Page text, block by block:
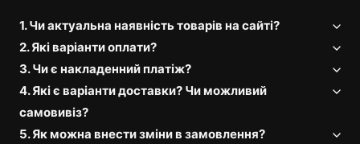
1. Чи актуальна наявність товарів на сайті?
2. Які варіанти оплати?
3. Чи є накладенний платіж?
4. Які є варіанти доставки? Чи можливий
самовивіз?
5. Як можна внести зміни в замовлення?